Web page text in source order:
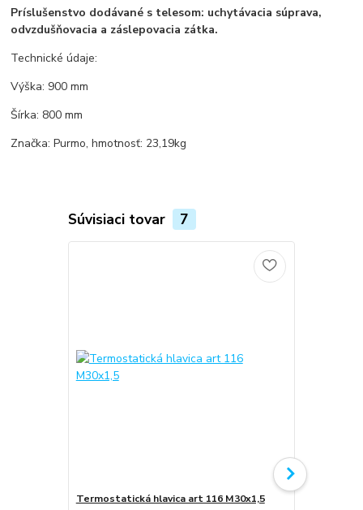
Príslušenstvo dodávané s telesom: uchytávacia súprava,
odvzdušňovacia a záslepovacia zátka.
Technické údaje:
Výška: 900 mm
Šírka: 800 mm
Značka: Purmo, hmotnosť: 23,19kg
Súvisiaci tovar 7
Termostatická hlavica art 116 M30x1,5